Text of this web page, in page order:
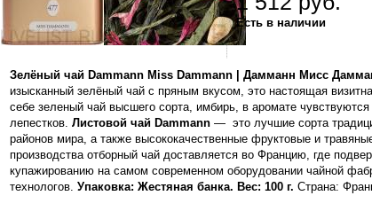
Есть в наличии
Зелёный чай Dammann Miss Dammann Дамманн Мисс
изысканный зелёный чай с пряным вкусом, это настоящая
себе зеленый чай высшего сорта, имбирь, в аромате
лепестков. Листовой чай Dammann — это лучшие сорта
районов мира, а также высококачественные фруктовые и
производства отборный чай доставляется во Францию, где
купажированию на самом современном оборудовании чайной
технологов. Упаковка: Жестяная банка. Вес: 100 г. Страна: